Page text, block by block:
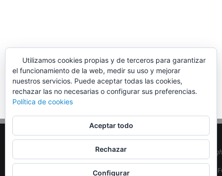
©
|
Utilizamos cookies propias y de terceros para garantizar
el funcionamiento de la web, medir su uso y mejorar
nuestros servicios. Puede aceptar todas las cookies,
rechazar las no necesarias o configurar sus preferencias.
Política de cookies
Aceptar todo
Rechazar
Configurar